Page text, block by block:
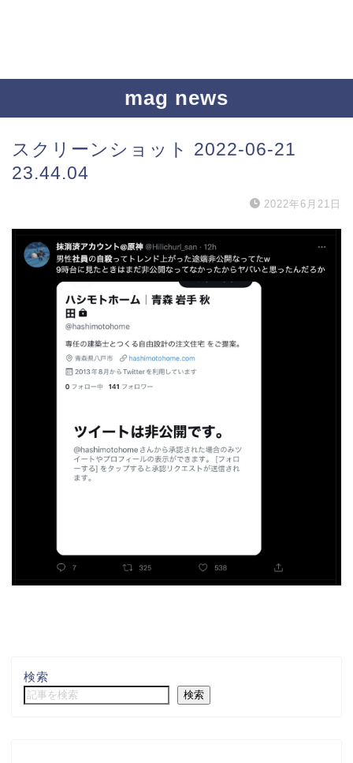
mag news
スクリーンショット 2022-06-21
23.44.04
2022年6月21日
検索
検索